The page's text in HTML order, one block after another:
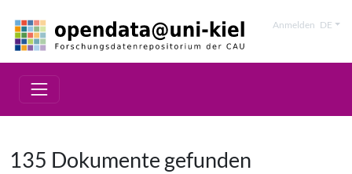
Anmelden DE
135 Dokumente gefunden